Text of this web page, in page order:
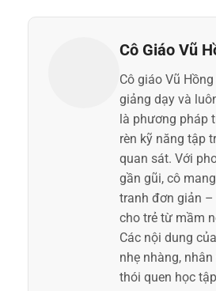
Cô Giáo Vũ
Cô giáo Vũ
giảng dạy và
là phương pháp
rèn kỹ năng tập
quan sát. Với
gần gũi, cô
tranh đơn giản
cho trẻ từ mầm
Các nội dung
nhẹ nhàng,
thói quen học